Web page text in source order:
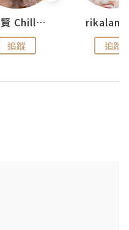
思思賢 ChillMyBabe
追蹤 追蹤